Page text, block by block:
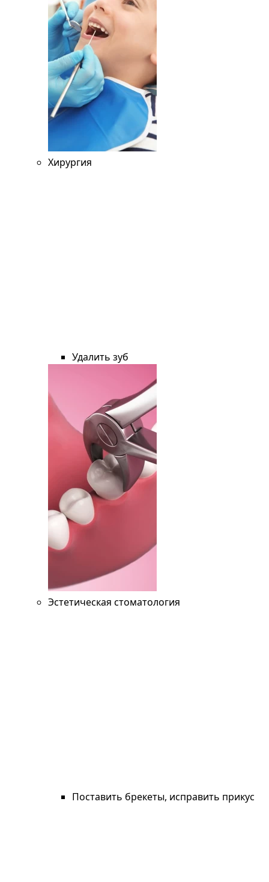
Хирургия
Удалить зуб
Эстетическая стоматология
Поставить брекеты, исправить прикус